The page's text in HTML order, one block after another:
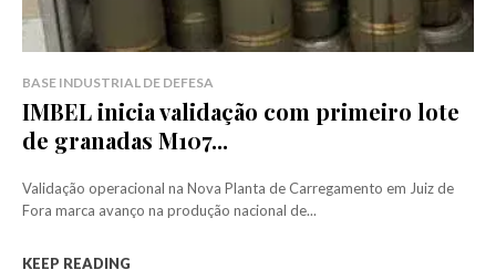
BASE INDUSTRIAL DE DEFESA
IMBEL inicia validação com primeiro lote
de granadas M107...
Validação operacional na Nova Planta de Carregamento em Juiz de
Fora marca avanço na produção nacional de...
KEEP READING